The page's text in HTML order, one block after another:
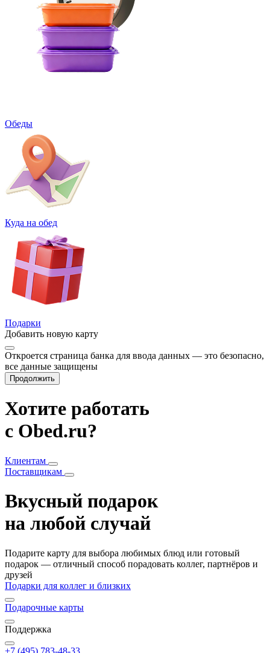
Обеды
Куда на обед
Подарки
Добавить новую карту
Откроется страница банка для ввода данных — это безопасно,
все данные защищены
Продолжить
Хотите работать
с Obed.ru?
Клиентам
Поставщикам
Вкусный подарок
на любой случай
Подарите карту для выбора любимых блюд или готовый
подарок — отличный способ порадовать коллег, партнёров и
друзей
Подарки для коллег и близких
Подарочные карты
Поддержка
+7 (495) 783-48-33